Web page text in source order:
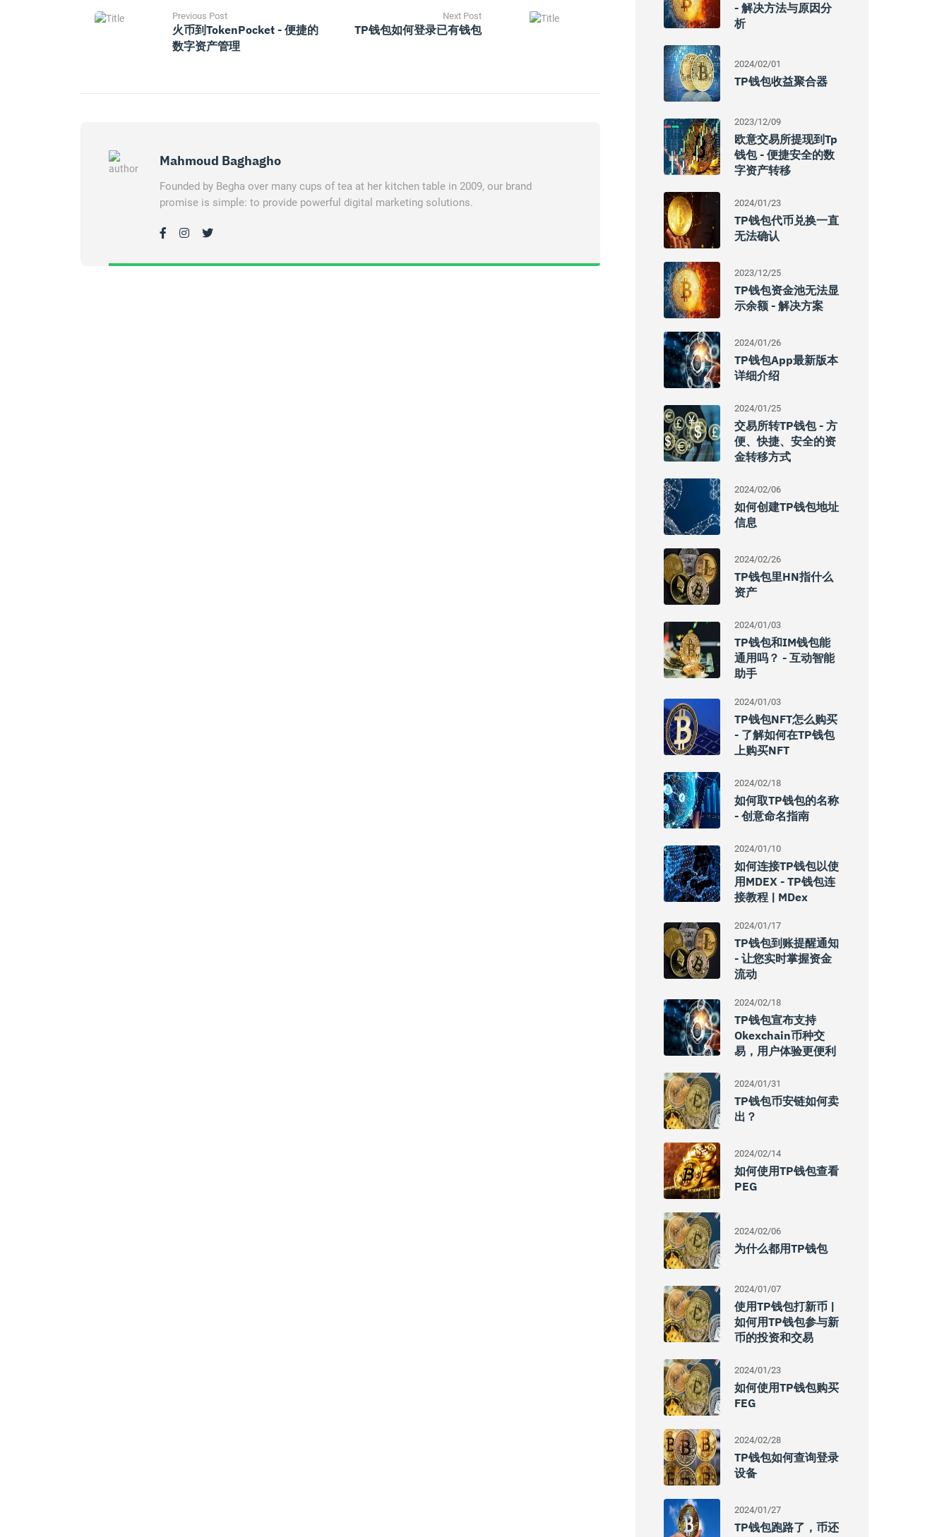
Previous Post
火币到TokenPocket - 便捷的
数字资产管理
Next Post
TP钱包如何登录已有钱包
Mahmoud Baghagho
Founded by Begha over many cups of tea at her kitchen table in 2009, our brand
promise is simple: to provide powerful digital marketing solutions.
- 解决方法与原因分
析
2024/02/01
TP钱包收益聚合器
2023/12/09
欧意交易所提现到tp
钱包 - 便捷安全的数
字资产转移
2024/01/23
TP钱包代币兑换一直
无法确认
2023/12/25
TP钱包资金池无法显
示余额 - 解决方案
2024/01/26
TP钱包App最新版本
详细介绍
2024/01/25
交易所转TP钱包 - 方
便、快捷、安全的资
金转移方式
2024/02/06
如何创建TP钱包地址
信息
2024/02/26
TP钱包里HN指什么
资产
2024/01/03
TP钱包和IM钱包能
通用吗？ - 互动智能
助手
2024/01/03
TP钱包NFT怎么购买
- 了解如何在TP钱包
上购买NFT
2024/02/18
如何取TP钱包的名称
- 创意命名指南
2024/01/10
如何连接TP钱包以使
用MDEX - TP钱包连
接教程 | MDex
2024/01/17
TP钱包到账提醒通知
- 让您实时掌握资金
流动
2024/02/18
TP钱包宣布支持
Okexchain币种交
易，用户体验更便利
2024/01/31
TP钱包币安链如何卖
出？
2024/02/14
如何使用TP钱包查看
PEG
2024/02/06
为什么都用TP钱包
2024/01/07
使用TP钱包打新币 |
如何用TP钱包参与新
币的投资和交易
2024/01/23
如何使用TP钱包购买
FEG
2024/02/28
TP钱包如何查询登录
设备
2024/01/27
TP钱包跑路了，币还